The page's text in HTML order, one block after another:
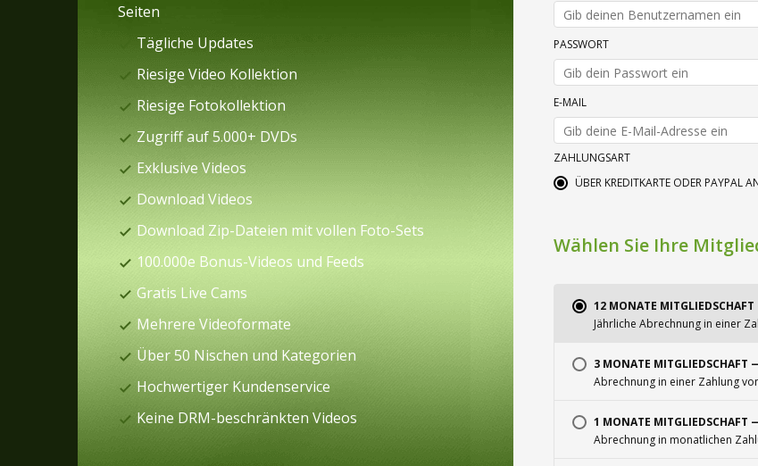
PASSWORT
E-MAIL
ZAHLUNGSART
ÜBER KREDITKARTE ODER PAYPAL
Wählen Sie Ihre
12 MONATE
Jährliche Abrechnung in einer
3 MONATE
Abrechnung in einer Zahlung
1 MONATE
Abrechnung in monatlichen
Seiten
Tägliche Updates
Riesige Video Kollektion
Riesige Fotokollektion
Zugriff auf 5.000+ DVDs
Exklusive Videos
Download Videos
Download Zip-Dateien mit vollen Foto-Sets
100.000e Bonus-Videos und Feeds
Gratis Live Cams
Mehrere Videoformate
Über 50 Nischen und Kategorien
Hochwertiger Kundenservice
Keine DRM-beschränkten Videos